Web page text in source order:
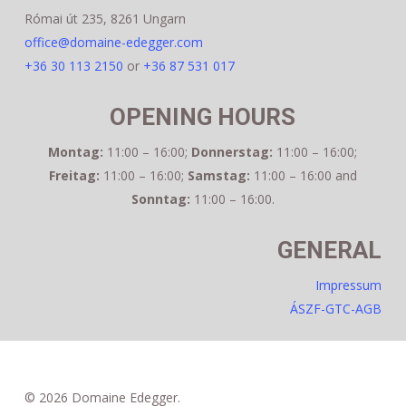
Római út 235, 8261 Ungarn
office@domaine-edegger.com
+36 30 113 2150 or +36 87 531 017
OPENING HOURS
Montag: 11:00 – 16:00; Donnerstag: 11:00 – 16:00;
Freitag: 11:00 – 16:00; Samstag: 11:00 – 16:00 and
Sonntag: 11:00 – 16:00.
GENERAL
Impressum
ÁSZF-GTC-AGB
© 2026 Domaine Edegger.